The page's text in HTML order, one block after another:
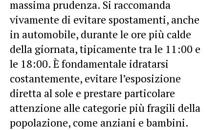
massima prudenza. Si raccomanda
vivamente di evitare spostamenti, anche
in automobile, durante le ore più calde
della giornata, tipicamente tra le 11:00 e
le 18:00. È fondamentale idratarsi
costantemente, evitare l’esposizione
diretta al sole e prestare particolare
attenzione alle categorie più fragili della
popolazione, come anziani e bambini.